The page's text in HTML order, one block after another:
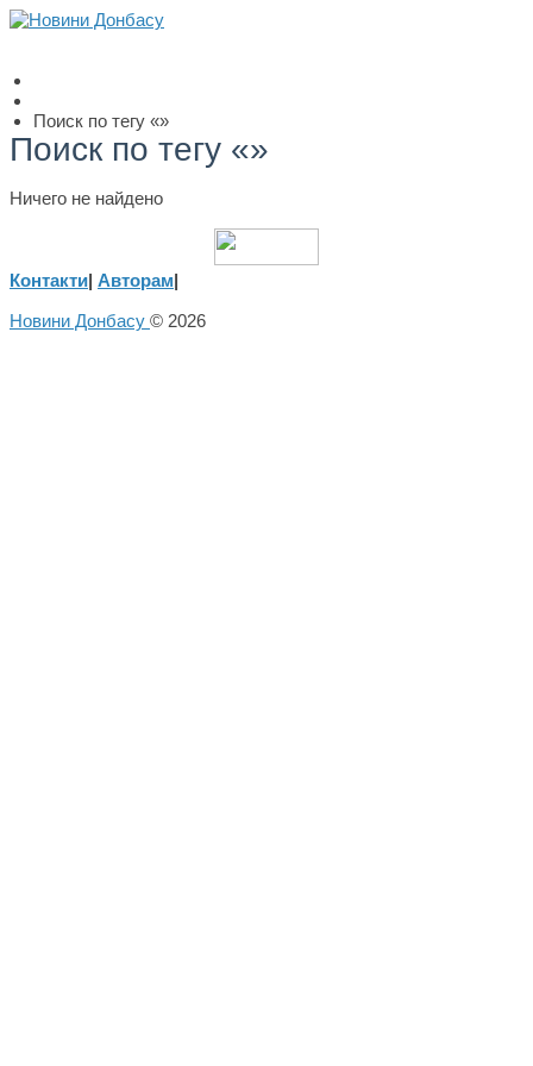
Поиск по тегу «»
Поиск по тегу «»
Ничего не найдено
Контакти| Авторам|
Новини Донбасу © 2026